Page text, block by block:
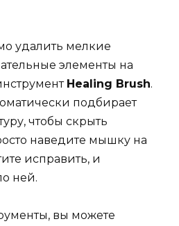
удалить мелкие
элементы на
Healing Brush.
подбирает
чтобы скрыть
наведите мышку на
исправить, и
ней.
вы можете